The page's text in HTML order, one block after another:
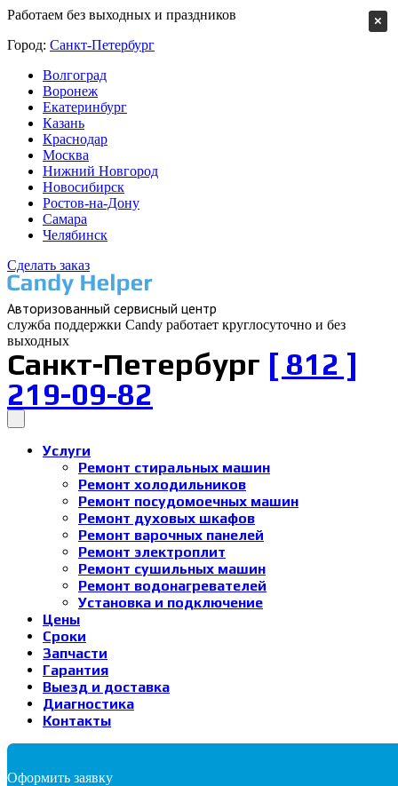
Работаем без выходных и праздников
Город: Санкт-Петербург
Волгоград
Воронеж
Екатеринбург
Казань
Краснодар
Москва
Нижний Новгород
Новосибирск
Ростов-на-Дону
Самара
Челябинск
Сделать заказ
Авторизованный cервисный центр
служба поддержки Candy работает круглосуточно и без
выходных
Санкт-Петербург [ 812 ]
219-09-82
Услуги
Ремонт стиральных машин
Ремонт холодильников
Ремонт посудомоечных машин
Ремонт духовых шкафов
Ремонт варочных панелей
Ремонт электроплит
Ремонт сушильных машин
Ремонт водонагревателей
Установка и подключение
Цены
Сроки
Запчасти
Гарантия
Выезд и доставка
Диагностика
Контакты
×
Оформить заявку